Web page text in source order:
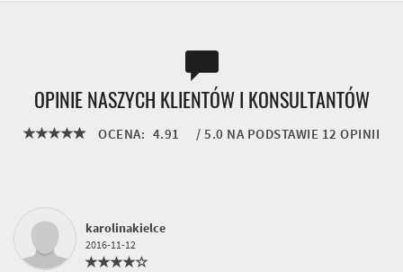
OPINIE NASZYCH KLIENTÓW I KONSULTANTÓW
OCENA: 4.91 / 5.0 NA PODSTAWIE 12 OPINII
karolinakielce
2016-11-12